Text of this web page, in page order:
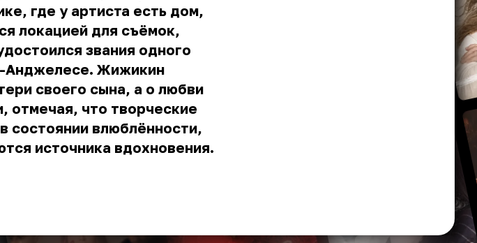
где у артиста есть дом,
локацией для съёмок,
звания одного
Анджелесе. Жижикин
своего сына, а о любви
отмечая, что творческие
состоянии влюблённости,
источника вдохновения.